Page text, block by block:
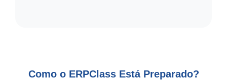
Como o ERPClass Está Preparado?